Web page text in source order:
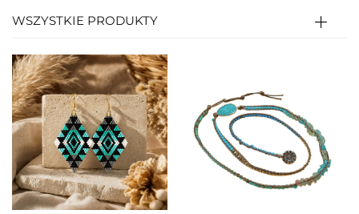
WSZYSTKIE PRODUKTY